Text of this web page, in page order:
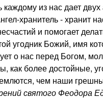
из нас дает двух
хранитель - хранит
и помогает
угодник Божий, имя
о нас перед Богом,
как более достойные,
чем наши
святого Феодора